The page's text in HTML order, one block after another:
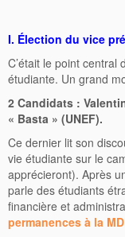
I. Élection du vice
C’était le point central
étudiante. Un grand
2 Candidats :
« Basta » (UNEF).
Ce dernier lit son
vie étudiante sur le
apprécieront). Après
parle des étudiants
financière et
permanences à la